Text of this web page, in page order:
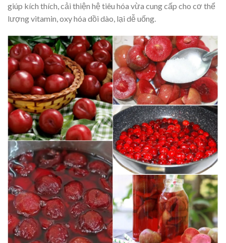
giúp kích thích, cải thiện hệ tiêu hóa vừa cung cấp cho cơ thể
lượng vitamin, oxy hóa dồi dào, lại dễ uống.